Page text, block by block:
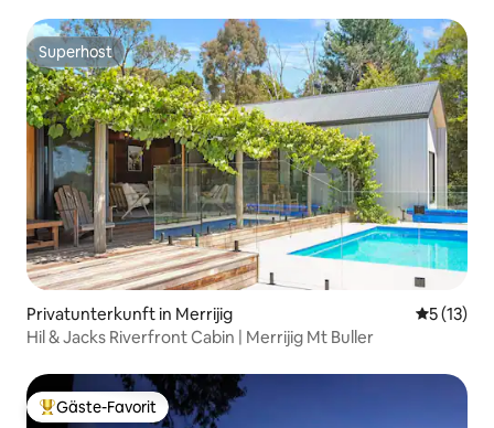
Superhost
Superhost
Privatunterkunft in Merrijig
5 (13)
Hil & Jacks Riverfront Cabin | Merrijig Mt Buller
Beliebter Gäste-Favorit.
Gäste-Favorit